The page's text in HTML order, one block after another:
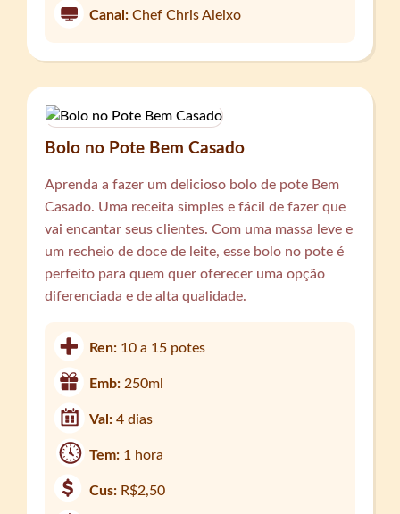
Canal: Chef Chris Aleixo
Bolo no Pote Bem Casado
Aprenda a fazer um delicioso bolo de pote Bem
Casado. Uma receita simples e fácil de fazer que
vai encantar seus clientes. Com uma massa leve e
um recheio de doce de leite, esse bolo no pote é
perfeito para quem quer oferecer uma opção
diferenciada e de alta qualidade.
Ren: 10 a 15 potes
Emb: 250ml
Val:4 dias
Tem: 1 hora
Cus: R$2,50